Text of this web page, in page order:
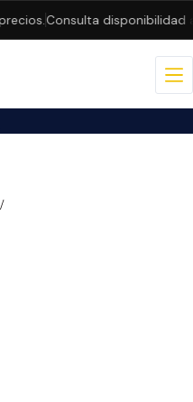
Consulta disponibilidad
/